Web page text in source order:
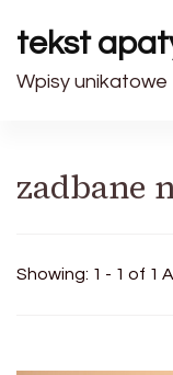
tekst
Wpisy unikatowe
zadbane
Showing: 1 - 1 of 1